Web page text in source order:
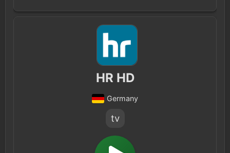
HR HD
Germany
tv